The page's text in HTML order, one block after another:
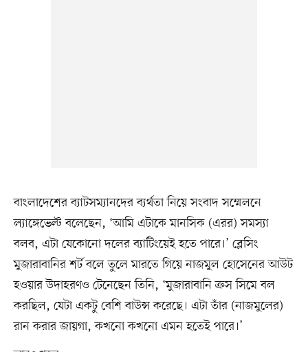
বাংলাদেশের ব্যাটসম্যানদের ব্যর্থতা নিয়ে সংবাদ সম্মেলনে
ল্যাঙ্গেভেল্ট বলেছেন, ‘আমি এটাকে মানসিক (এরর) সমস্যা
বলব, এটা যেকোনো দলের ব্যাটিংয়েই হতে পারে।’ ব্লেসিং
মুজারাবানির শর্ট বলে তুলে মারতে গিয়ে নাজমুল হোসেনের আউট
হওয়ার উদাহরণও টেনেছেন তিনি, ‘মুজারাবানি ক্রস সিমে বল
করছিল, যেটা একটু বেশি বাউন্স করেছে। এটা তাঁর (নাজমুলের)
রান করার জায়গা, কখনো কখনো এমন হতেই পারে।’